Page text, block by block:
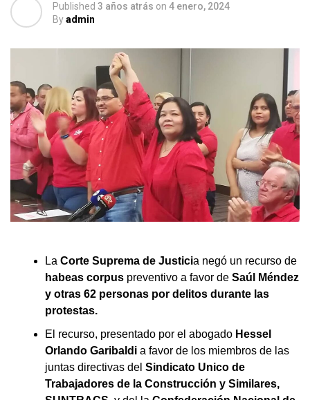
Published 3 años atrás on 4 enero, 2024
Byadmin
La Corte Suprema de Justicia negó un recurso de
habeas corpus preventivo a favor de Saúl Méndez
y otras 62 personas por delitos durante las
protestas.
El recurso, presentado por el abogado Hessel
Orlando Garibaldi a favor de los miembros de las
juntas directivas del Sindicato Unico de
Trabajadores de la Construcción y Similares,